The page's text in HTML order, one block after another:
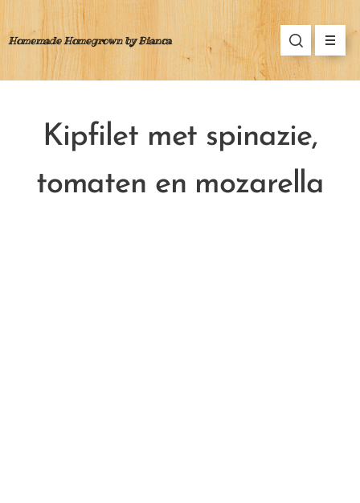
Homemade Homegrown by Bianca
Kipfilet met spinazie,
tomaten en mozarella